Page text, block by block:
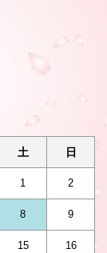
土 日
1 2
8 9
15 16